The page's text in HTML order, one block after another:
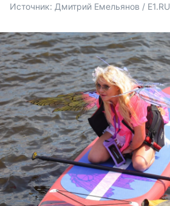
Источник: Дмитрий Емельянов / E1.RU